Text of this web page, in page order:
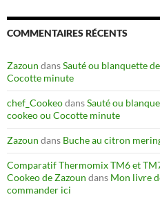
COMMENTAIRES RÉCENTS
Zazoun dansSauté ou blanquette
Cocotte minute
chef_CookeodansSauté ou
cookeo ou Cocotte minute
Zazoun dans Buche au citron
Comparatif Thermomix TM6 et
Cookeo de Zazoun dans Mon livre
commander ici